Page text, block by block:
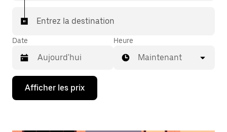
Entrez la destination
Date
Appuyez
la
Heure
Maintenant
Afficher les prix